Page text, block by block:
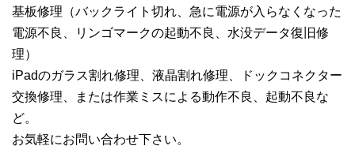
基板修理（バックライト切れ、急に電源が入らなくなった
電源不良、リンゴマークの起動不良、水没データ復旧修
理）
iPadのガラス割れ修理、液晶割れ修理、ドックコネクター
交換修理、または作業ミスによる動作不良、起動不良な
ど。
お気軽にお問い合わせ下さい。